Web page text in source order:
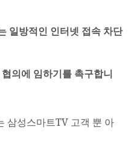
일방적인 인터넷 접속 차단
의에 임하기를 촉구합니
삼성스마트TV 고객 뿐 아